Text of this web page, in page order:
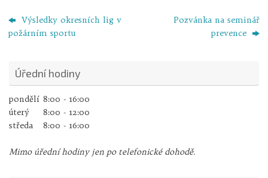
Výsledky okresních lig v
požárním sportu
Pozvánka na seminář
prevence
Úřední hodiny
pondělí 8:00 - 16:00
úterý
8:00 - 12:00
středa
8:00 - 16:00
Mimo úřední hodiny jen po telefonické dohodě.